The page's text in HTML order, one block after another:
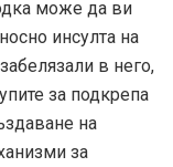
може да ви
инсулта на
в него,
за подкрепа
на
за